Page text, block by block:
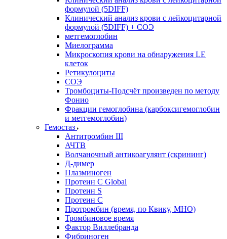
формулой (5DIFF)
Клинический анализ крови с лейкоцитарной
формулой (5DIFF) + СОЭ
метгемоглобин
Миелограмма
Микроскопия крови на обнаружения LE
клеток
Ретикулоциты
СОЭ
Тромбоциты-Подсчёт произведен по методу
Фонио
Фракции гемоглобина (карбоксигемоглобин
и метгемоглобин)
Гемостаз
Антитромбин III
АЧТВ
Волчаночный антикоагулянт (скрининг)
Д-димер
Плазминоген
Протеин C Global
Протеин S
Протеин С
Протромбин (время, по Квику, МНО)
Тромбиновое время
Фактор Виллебранда
Фибриноген